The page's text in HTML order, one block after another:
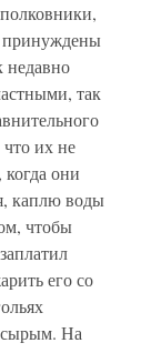
принуждены
недавно
так
их не
они
каплю воды
чтобы
его со
сырым. На